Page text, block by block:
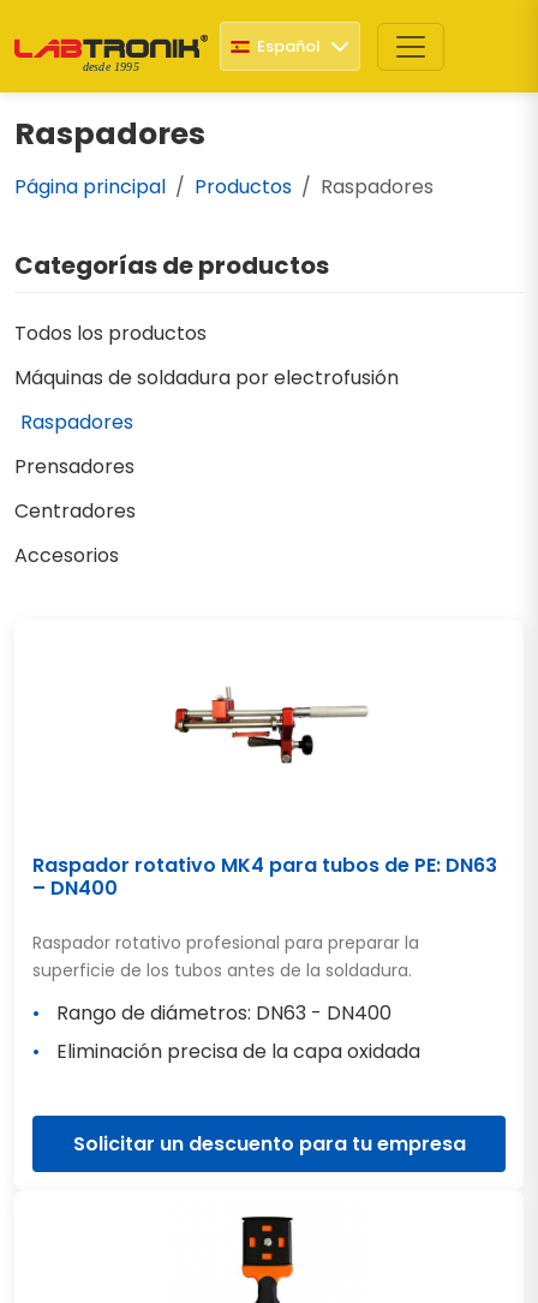
desde 1995
Español
Raspadores
Página principal Productos Raspadores
Categorías de productos
Todos los productos
Máquinas de soldadura por electrofusión
Raspadores
Prensadores
Centradores
Accesorios
Raspador rotativo MK4 para tubos de PE: DN63
– DN400
Raspador rotativo profesional para preparar la
superficie de los tubos antes de la soldadura.
Rango de diámetros: DN63 - DN400
Eliminación precisa de la capa oxidada
Solicitar un descuento para tu empresa